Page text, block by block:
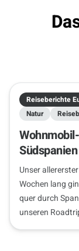
Reiseberichte
Natur
Südspanien
Unser
Wochen lang
quer durch
unseren